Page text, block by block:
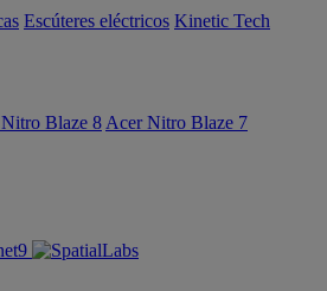
Escúteres eléctricos Kinetic Tech
Blaze 8 Acer Nitro Blaze 7